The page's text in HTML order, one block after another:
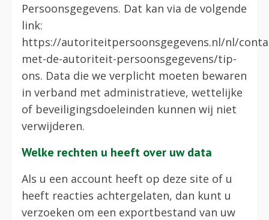
Persoonsgegevens. Dat kan via de volgende
link:
https://autoriteitpersoonsgegevens.nl/nl/
met-de-autoriteit-persoonsgegevens/tip-
ons. Data die we verplicht moeten bewaren
in verband met administratieve, wettelijke
of beveiligingsdoeleinden kunnen wij niet
verwijderen.
Welke rechten u heeft over uw data
Als u een account heeft op deze site of u
heeft reacties achtergelaten, dan kunt u
verzoeken om een exportbestand van uw